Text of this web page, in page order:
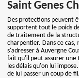
Saint Genes
Des protections peuvent
supportent tout le poids
de traitement de la
charpentier. Dans ce cas,
s'adresser à Auvergne
fait qu'il peut assurer une
les délais qu'on lui
de lui passer un coup de fil.